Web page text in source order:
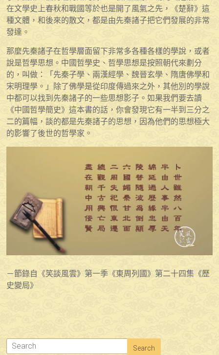
在文學史上春秋和戰國等於也是開了風氣之先，《楚辭》這
種文體，和後來的散文，都是由先秦諸子把它們發展的非常
發達。
那麼先秦諸子在哲學層面留下非常多各種各樣的學說，或者
說是哲學思想。中國哲學史、哲學思想是按照朝代來劃分
的，叫做：「先秦子學、兩漢經學、魏晉玄學、隋唐佛學和
宋明理學。」除了佛學是從印度傳過來之外，其他別的學說
中都可以找到先秦諸子的一些思想影子。如果我們要去讀
《中國哲學簡史》這本書的話，你會發現它有一半到三分之
二的篇幅，談的都是先秦諸子的思想，因為他們的思想極大
的影響了後世的哲學家。
－節錄自《笑談風雲》第一季《東周列國》第二十四集《歷
史變局》